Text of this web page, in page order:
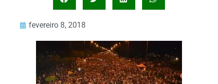
fevereiro 8, 2018